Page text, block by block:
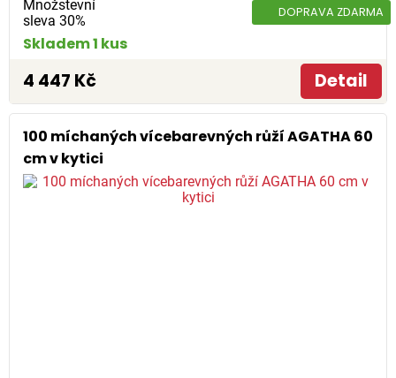
Množstevní
sleva 30%
DOPRAVA ZDARMA
Skladem 1 kus
4 447 Kč Detail
100 míchaných vícebarevných růží AGATHA 60
cm v kytici